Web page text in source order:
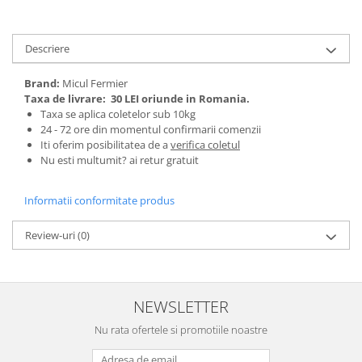
Incubatoare, oparitoare si
deplumatoare
Echipamente pentru animale
Aparate de tuns animale
Piese si accesorii aparate de tuns
animale
Tarcuri animale
Roabe & accesorii
Corturi, Prelate si plase de
Descriere
Brand: Micul Fermier
Taxa de livrare: 30 LEI oriunde in Romania.
Taxa se aplica coletelor sub 10kg
24 - 72 ore din momentul confirmarii comenzii
Iti oferim posibilitatea de averifica coletul
Nu esti multumit? ai retur gratuit
Informatii conformitate produs
Review-uri(0)
NEWSLETTER
Nu rata ofertele si promotiile noastre